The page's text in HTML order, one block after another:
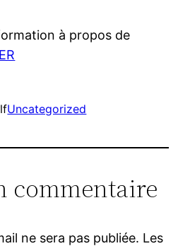
à propos de
Uncategorized
commentaire
ne sera pas publiée. Les